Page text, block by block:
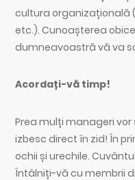
cultura organizațională
etc.). Cunoașterea
dumneavoastră vă va
Acordați-vă timp!
Prea mulți manageri
izbesc direct în zid! În
ochii și urechile.
Întâlniți-vă cu membrii